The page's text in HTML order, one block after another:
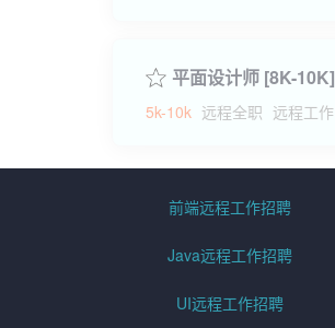
平面设计师 [8K-10K]
5k-10k 远程全职 远程工作
前端远程工作招聘
Java远程工作招聘
UI远程工作招聘